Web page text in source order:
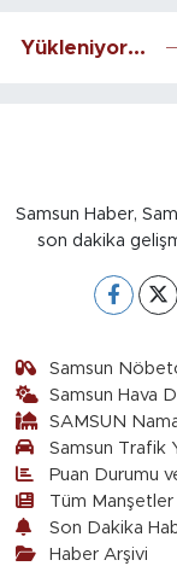
Yükleniyor...
Samsun Haber,
son dakika
Samsun
Samsun Hava
SAMSUN
Samsun Trafik
Puan Durumu
Tüm Manşetler
Son Dakika
Haber Arşivi